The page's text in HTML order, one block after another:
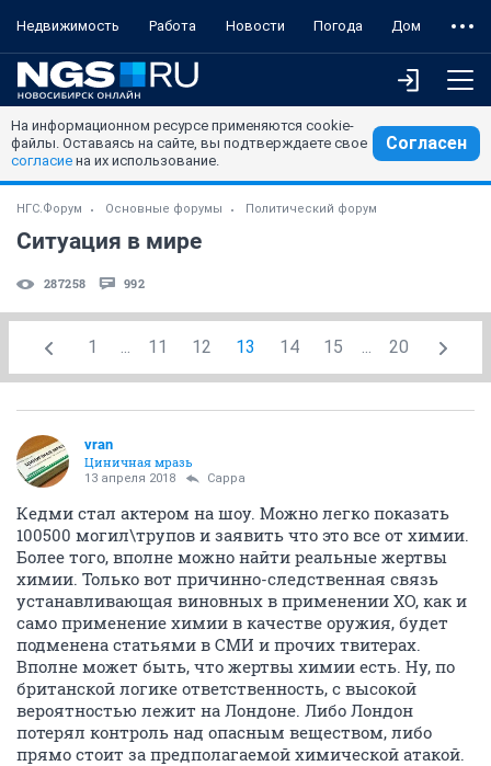
Недвижимость Работа Новости Погода Дом
На информационном ресурсе применяются cookie-
файлы. Оставаясь на сайте, вы подтверждаете свое
согласие на их использование.
Согласен
НГС.Форум Основные форумы Политический форум
Ситуация в мире
287258 992
1 ... 11 12 13 14 15 ... 20
vran
Циничная мразь
13 апреля 2018 Сарра
Кедми стал актером на шоу. Можно легко показать
100500 могил\трупов и заявить что это все от химии.
Более того, вполне можно найти реальные жертвы
химии. Только вот причинно-следственная связь
устанавливающая виновных в применении ХО, как и
само применение химии в качестве оружия, будет
подменена статьями в СМИ и прочих твитерах.
Вполне может быть, что жертвы химии есть. Ну, по
британской логике ответственность, с высокой
вероятностью лежит на Лондоне. Либо Лондон
потерял контроль над опасным веществом, либо
прямо стоит за предполагаемой химической атакой.